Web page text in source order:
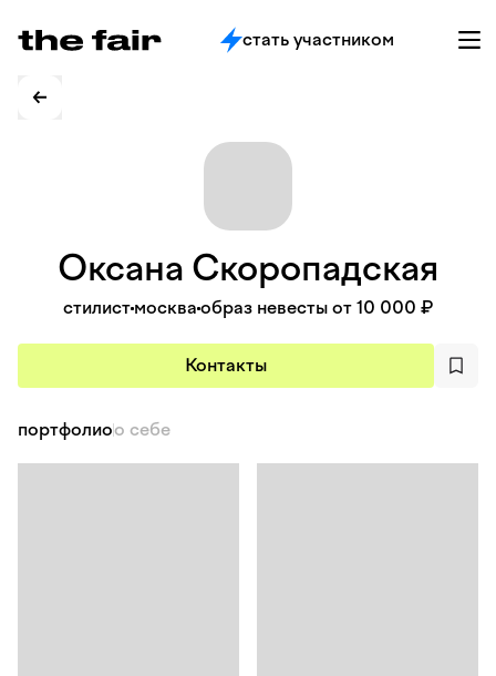
стать участником
Оксана Скоропадская
стилист москва образ невесты от 10 000 ₽
Контакты
портфолиоо себе